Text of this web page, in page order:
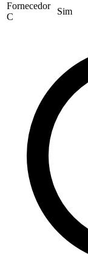
Fornecedor
C
Sim